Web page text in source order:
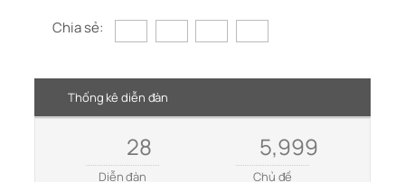
Chia sẻ:
Thống kê diễn đàn
28
Diễn đàn
5,999
Chủ đề